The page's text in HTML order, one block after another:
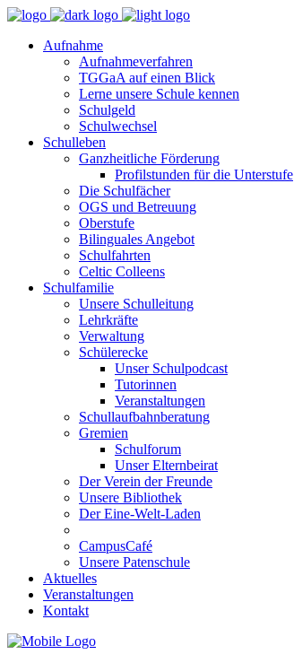
Aufnahme
Aufnahmeverfahren
TGGaA auf einen Blick
Lerne unsere Schule kennen
Schulgeld
Schulwechsel
Schulleben
Ganzheitliche Förderung
Profilstunden für die Unterstufe
Die Schulfächer
OGS und Betreuung
Oberstufe
Bilinguales Angebot
Schulfahrten
Celtic Colleens
Schulfamilie
Unsere Schulleitung
Lehrkräfte
Verwaltung
Schülerecke
Unser Schulpodcast
Tutorinnen
Veranstaltungen
Schullaufbahnberatung
Gremien
Schulforum
Unser Elternbeirat
Der Verein der Freunde
Unsere Bibliothek
Der Eine-Welt-Laden
CampusCafé
Unsere Patenschule
Aktuelles
Veranstaltungen
Kontakt